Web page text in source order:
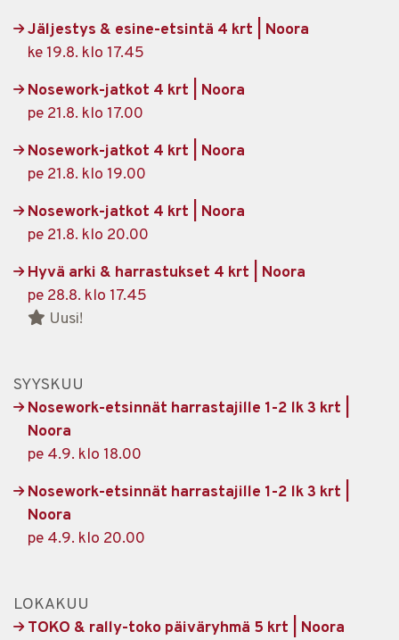
Jäljestys & esine-etsintä 4 krt | Noora
ke 19.8. klo 17.45
Nosework-jatkot 4 krt | Noora
pe 21.8. klo 17.00
Nosework-jatkot 4 krt | Noora
pe 21.8. klo 19.00
Nosework-jatkot 4 krt | Noora
pe 21.8. klo 20.00
Hyvä arki & harrastukset 4 krt | Noora
pe 28.8. klo 17.45
Uusi!
SYYSKUU
Nosework-etsinnät harrastajille 1-2 lk 3 krt |
Noora
pe 4.9. klo 18.00
Nosework-etsinnät harrastajille 1-2 lk 3 krt |
Noora
pe 4.9. klo 20.00
LOKAKUU
TOKO & rally-toko päiväryhmä 5 krt | Noora